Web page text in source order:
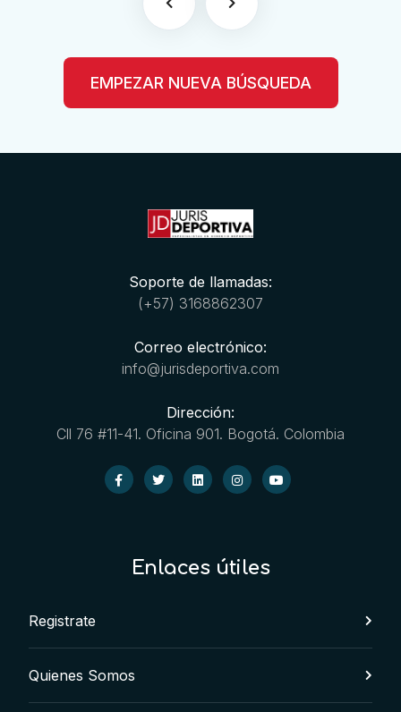
EMPEZAR NUEVA BÚSQUEDA
Soporte de llamadas:
(+57) 3168862307
Correo electrónico:
info@jurisdeportiva.com
Dirección:
Cll 76 #11-41. Oficina 901. Bogotá. Colombia
Enlaces útiles
Registrate
Quienes Somos